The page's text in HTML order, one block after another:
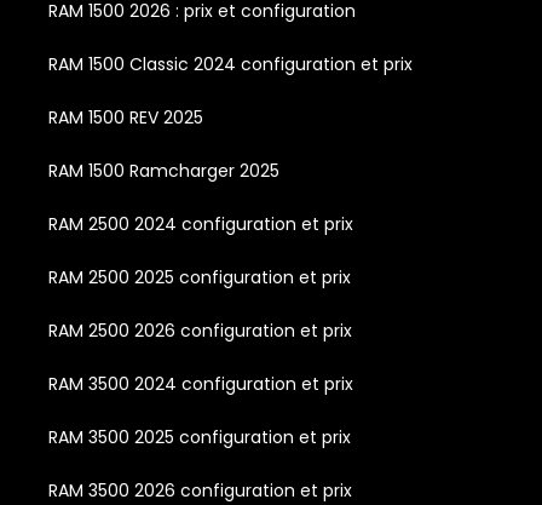
RAM 1500 2026 : prix et configuration
RAM 1500 Classic 2024 configuration et prix
RAM 1500 REV 2025
RAM 1500 Ramcharger 2025
RAM 2500 2024 configuration et prix
RAM 2500 2025 configuration et prix
RAM 2500 2026 configuration et prix
RAM 3500 2024 configuration et prix
RAM 3500 2025 configuration et prix
RAM 3500 2026 configuration et prix